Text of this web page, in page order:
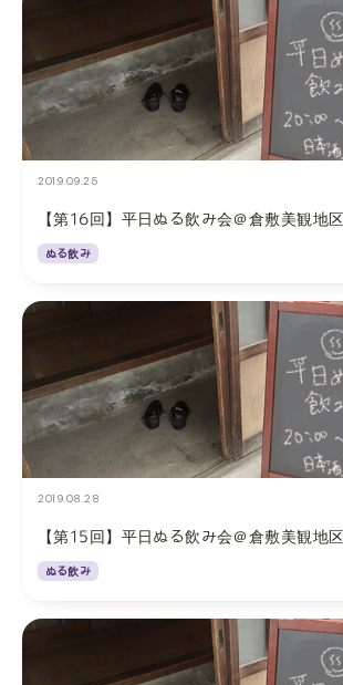
2019.09.25
【第16回】平日ぬる飲み会＠倉敷美観地区
ぬる飲み
2019.08.28
【第15回】平日ぬる飲み会＠倉敷美観地区
ぬる飲み